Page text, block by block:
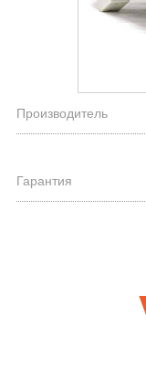
Производитель
Гарантия